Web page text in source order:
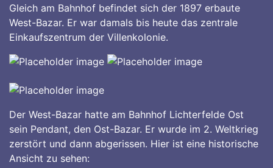
Gleich am Bahnhof befindet sich der 1897 erbaute
West-Bazar. Er war damals bis heute das zentrale
Einkaufszentrum der Villenkolonie.
Der West-Bazar hatte am Bahnhof Lichterfelde Ost
sein Pendant, den Ost-Bazar. Er wurde im 2. Weltkrieg
zerstört und dann abgerissen. Hier ist eine historische
Ansicht zu sehen: